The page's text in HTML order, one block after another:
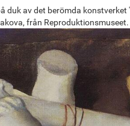
duk av det berömda
från Reproduktionsmuseet.